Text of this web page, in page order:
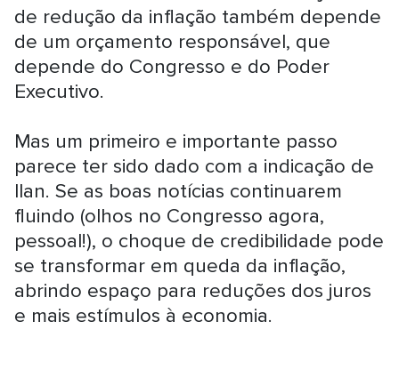
de redução da inflação também depende
de um orçamento responsável, que
depende do Congresso e do Poder
Executivo.
Mas um primeiro e importante passo
parece ter sido dado com a indicação de
Ilan. Se as boas notícias continuarem
fluindo (olhos no Congresso agora,
pessoal!), o choque de credibilidade pode
se transformar em queda da inflação,
abrindo espaço para reduções dos juros
e mais estímulos à economia.